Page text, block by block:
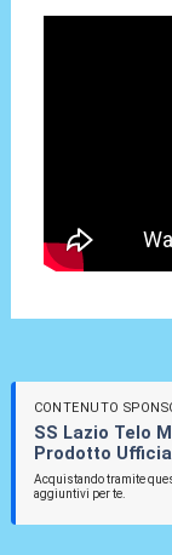
CONTENUTO
SS Lazio Telo
Prodotto
Acquistando tramite
aggiuntivi per te.